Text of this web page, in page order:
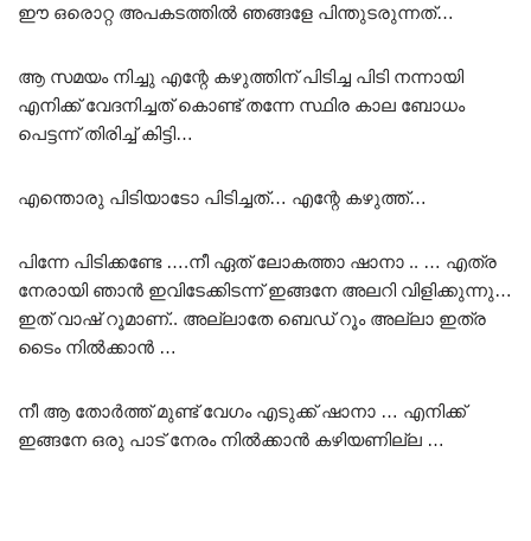
ഈ ഒരൊറ്റ അപകടത്തിൽ ഞങ്ങളേ പിന്തുടരുന്നത്…
ആ സമയം നിച്ചു എന്റേ കഴുത്തിന് പിടിച്ച പിടി നന്നായി
എനിക്ക് വേദനിച്ചത് കൊണ്ട് തന്നേ സ്ഥിര കാല ബോധം
പെട്ടന്ന് തിരിച്ച് കിട്ടി…
എന്തൊരു പിടിയാടോ പിടിച്ചത്… എന്റേ കഴുത്ത്…
പിന്നേ പിടിക്കണ്ടേ ….നീ ഏത് ലോകത്താ ഷാനാ .. … എത്ര
നേരായി ഞാൻ ഇവിടേക്കിടന്ന് ഇങ്ങനേ അലറി വിളിക്കുന്നു…
ഇത് വാഷ് റൂമാണ്.. അല്ലാതേ ബെഡ് റൂം അല്ലാ ഇത്ര
ടൈം നിൽക്കാൻ …
നീ ആ തോർത്ത് മുണ്ട് വേഗം എടുക്ക് ഷാനാ … എനിക്ക്
ഇങ്ങനേ ഒരു പാട് നേരം നിൽക്കാൻ കഴിയണില്ല …